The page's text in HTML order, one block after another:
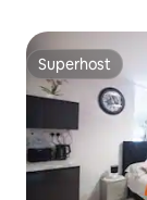
Superhost
Superhost